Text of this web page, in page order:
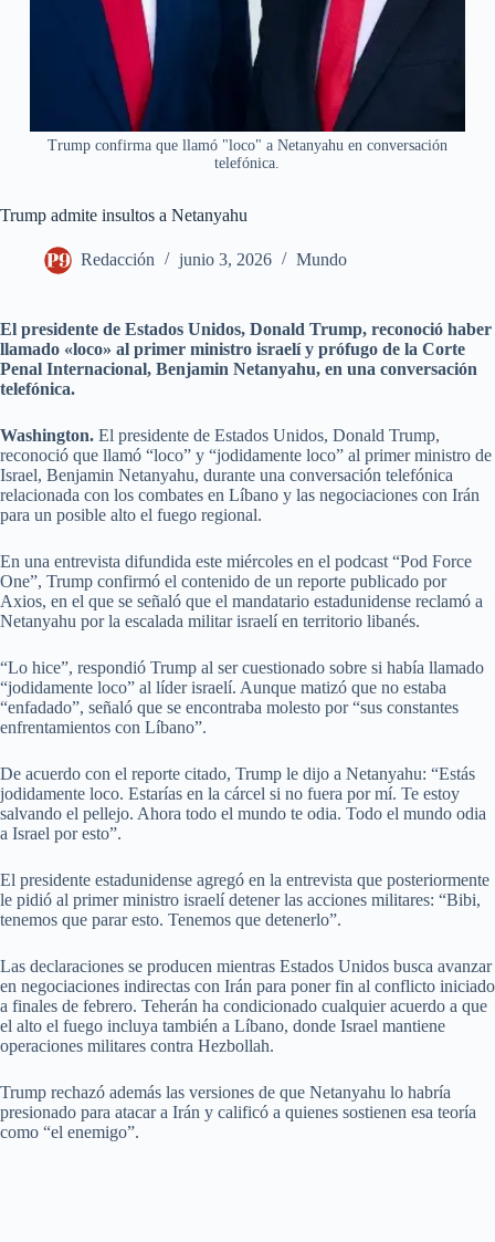
Trump confirma que llamó "loco" a Netanyahu en conversación
telefónica.
Trump admite insultos a Netanyahu
Redacción junio 3, 2026 Mundo
El presidente de Estados Unidos, Donald Trump, reconoció haber
llamado «loco» al primer ministro israelí y prófugo de la Corte
Penal Internacional, Benjamin Netanyahu, en una conversación
telefónica.
Washington. El presidente de Estados Unidos, Donald Trump,
reconoció que llamó “loco” y “jodidamente loco” al primer ministro de
Israel, Benjamin Netanyahu, durante una conversación telefónica
relacionada con los combates en Líbano y las negociaciones con Irán
para un posible alto el fuego regional.
En una entrevista difundida este miércoles en el podcast “Pod Force
One”, Trump confirmó el contenido de un reporte publicado por
Axios, en el que se señaló que el mandatario estadunidense reclamó a
Netanyahu por la escalada militar israelí en territorio libanés.
“Lo hice”, respondió Trump al ser cuestionado sobre si había llamado
“jodidamente loco” al líder israelí. Aunque matizó que no estaba
“enfadado”, señaló que se encontraba molesto por “sus constantes
enfrentamientos con Líbano”.
De acuerdo con el reporte citado, Trump le dijo a Netanyahu: “Estás
jodidamente loco. Estarías en la cárcel si no fuera por mí. Te estoy
salvando el pellejo. Ahora todo el mundo te odia. Todo el mundo odia
a Israel por esto”.
El presidente estadunidense agregó en la entrevista que posteriormente
le pidió al primer ministro israelí detener las acciones militares: “Bibi,
tenemos que parar esto. Tenemos que detenerlo”.
Las declaraciones se producen mientras Estados Unidos busca avanzar
en negociaciones indirectas con Irán para poner fin al conflicto iniciado
a finales de febrero. Teherán ha condicionado cualquier acuerdo a que
el alto el fuego incluya también a Líbano, donde Israel mantiene
operaciones militares contra Hezbollah.
Trump rechazó además las versiones de que Netanyahu lo habría
presionado para atacar a Irán y calificó a quienes sostienen esa teoría
como “el enemigo”.